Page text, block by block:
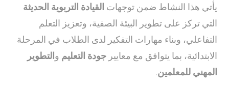
يأتي هذا النشاط ضمن توجهات القيادة التربوية الحديثة
التي تركز على تطوير البيئة الصفية، وتعزيز التعلم
التفاعلي، وبناء مهارات التفكير لدى الطلاب في المرحلة
الابتدائية، بما يتوافق مع معاييرجودة التعليم والتطوير
المهني للمعلمين.